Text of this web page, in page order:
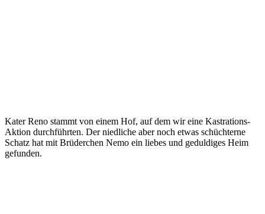
Kater Reno stammt von einem Hof, auf dem wir eine Kastrations-
Aktion durchführten. Der niedliche aber noch etwas schüchterne
Schatz hat mit Brüderchen Nemo ein liebes und geduldiges Heim
gefunden.